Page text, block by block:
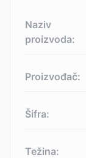
Naziv
proizvoda:
Proizvođač:
Šifra:
Težina: